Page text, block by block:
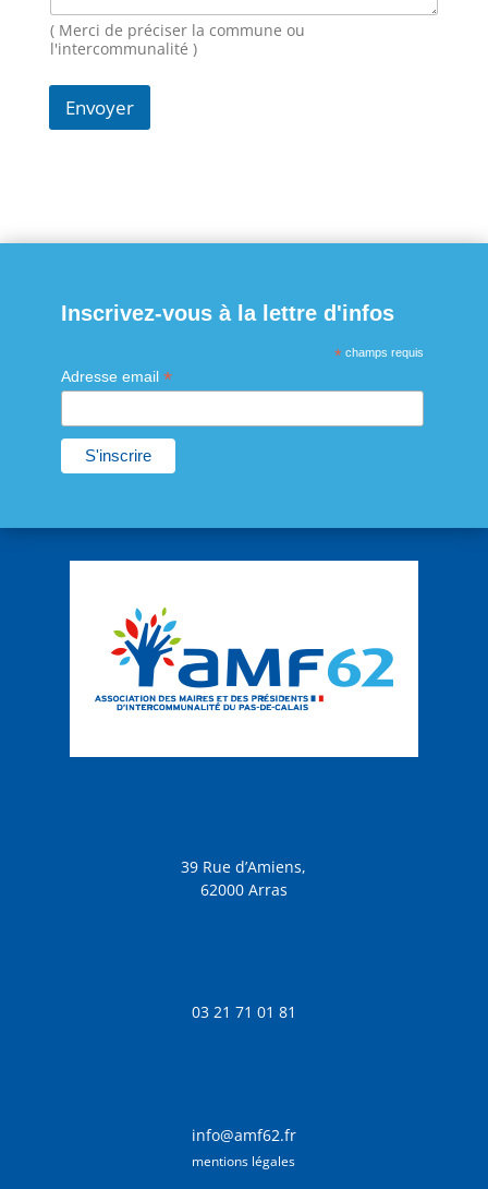
o
m
( Merci de préciser la commune ou
l'intercommunalité )
Envoyer
Inscrivez-vous à la lettre d'infos
* champs requis
Adresse email *
39 Rue d’Amiens,
62000 Arras
03 21 71 01 81
info@amf62.fr
mentions légales